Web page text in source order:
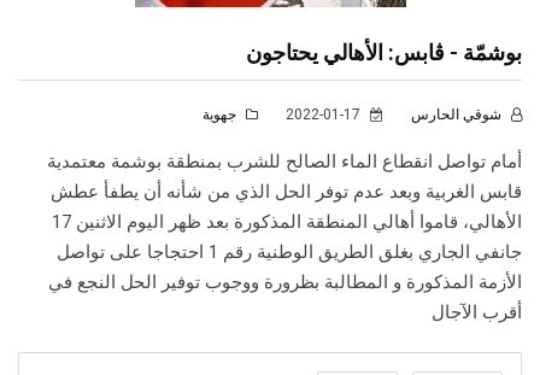
بوشمّة - ڨابس: الأهالي يحتاجون
شوقي الحارس جهوية
أمام تواصل انقطاع الماء الصالح للشرب بمنطقة بوشمة معتمدية
قابس الغربية وبعد عدم توفر الحل الذي من شأنه أن يطفأ عطش
الأهالي، قاموا أهالي المنطقة المذكورة بعد ظهر اليوم الاثنين 17
جانفي الجاري بغلق الطريق الوطنية رقم 1 احتجاجا على تواصل
الأزمة المذكورة و المطالبة بظرورة ووجوب توفير الحل النجع في
أقرب الآجال